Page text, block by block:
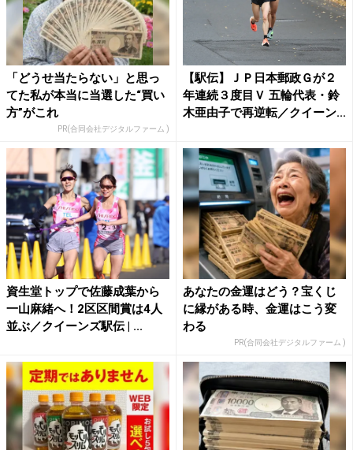
「どうせ当たらない」と思っ
てた私が本当に当選した“買い
方”がこれ
PR(合同会社デジタルファーム )
【駅伝】ＪＰ日本郵政Ｇが２
年連続３度目Ｖ 五輪代表・鈴
木亜由子で再逆転／クイーン...
資生堂トップで佐藤成葉から
一山麻緒へ！2区区間賞は4人
並ぶ／クイーンズ駅伝 | ...
あなたの金運はどう？宝くじ
に縁がある時、金運はこう変
わる
PR(合同会社デジタルファーム )